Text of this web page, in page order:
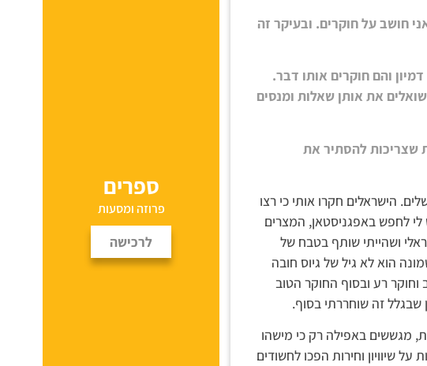
חושב על חוקרים. ובעיקר זה
והם חוקרים אותו דבר.
את אותן שאלות ומנסים
שצריכות להסתיר את
הישראלים חקרו אותי כי רצו
לחפש באפגניסטאן, המצרים
ושהייתי שותף בטבח של
שגיל שמונה הוא לא גיל של גיוס חובה
רע ובסוף החוקר הטוב
שבגלל זה שוחררתי בסוף.
מגששים באפילה רק כי מישהו
שיוויון וחירות הפכו לחשודים
ספרים
פרוזה ומסעות
לרכישה